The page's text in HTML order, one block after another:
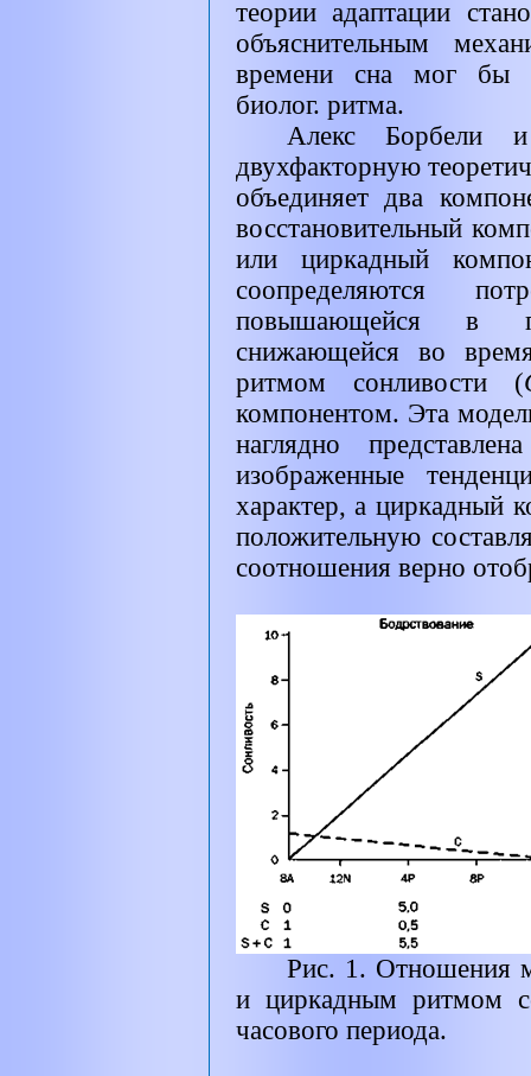
теории адаптации
объяснительным
времени сна мог бы
биолог. ритма.
Алекс Борбели
двухфакторную
объединяет два
восстановительный
или циркадный
соопределяются
повышающейся в
снижающейся во
ритмом сонливости (
компонентом. Эта
наглядно
изображенные
характер, а циркадный
положительную
соотношения верно
Рис. 1. Отношения
и циркадным ритмом
часового периода.